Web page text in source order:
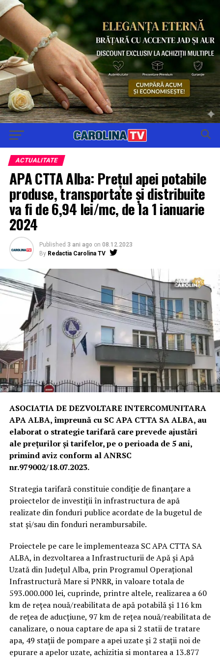
ACTUALITATE
APA CTTA Alba: Prețul apei potabile
produse, transportate și distribuite
va fi de 6,94 lei/mc, de la 1 ianuarie
2024
Published 3 ani ago on 08.12.2023
By Redactia Carolina TV
ASOCIATIA DE DEZVOLTARE INTERCOMUNITARA
APA ALBA, împreună cu SC APA CTTA SA ALBA, au
elaborat o strategie tarifară care prevede ajustări
ale prețurilor și tarifelor, pe o perioada de 5 ani,
primind aviz conform al ANRSC
nr.979002/18.07.2023.
Strategia tarifară constituie condiție de finanțare a
proiectelor de investiții în infrastructura de apă
realizate din fonduri publice acordate de la bugetul de
stat și/sau din fonduri nerambursabile.
Proiectele pe care le implementeaza SC APA CTTA SA
ALBA, in dezvoltarea a Infrastructurii de Apă și Apă
Uzată din Județul Alba, prin Programul Operațional
Infrastructură Mare si PNRR, in valoare totala de
593.000.000 lei, cuprinde, printre altele, realizarea a 60
km de rețea nouă/reabilitata de apă potabilă și 116 km
de rețea de aducțiune, 97 km de rețea nouă/reabilitata de
canalizare, o noua captare de apa si 2 statii de tratare
apa, 49 stații de pompare a apei uzate și 2 stații noi de
epurare a apelor uzate, achizitia si montarea a 13.877